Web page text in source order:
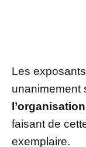
Les
unanimement
faisant de
exemplaire.